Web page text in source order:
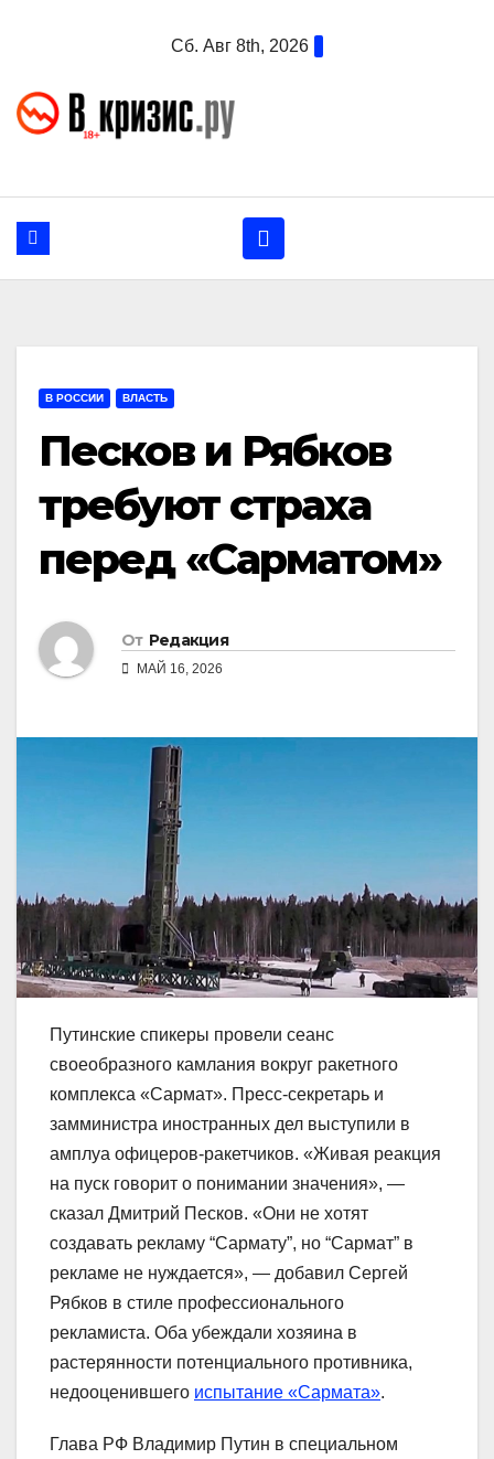
Сб. Авг 8th, 2026
В РОССИИ ВЛАСТЬ
Песков и Рябков
требуют страха
перед «Сарматом»
От Редакция
МАЙ 16, 2026
Путинские спикеры провели сеанс
своеобразного камлания вокруг ракетного
комплекса «Сармат». Пресс-секретарь и
замминистра иностранных дел выступили в
амплуа офицеров-ракетчиков. «Живая реакция
на пуск говорит о понимании значения», —
сказал Дмитрий Песков. «Они не хотят
создавать рекламу “Сармату”, но “Сармат” в
рекламе не нуждается», — добавил Сергей
Рябков в стиле профессионального
рекламиста. Оба убеждали хозяина в
растерянности потенциального противника,
недооценившего испытание «Сармата».
Глава РФ Владимир Путин в специальном